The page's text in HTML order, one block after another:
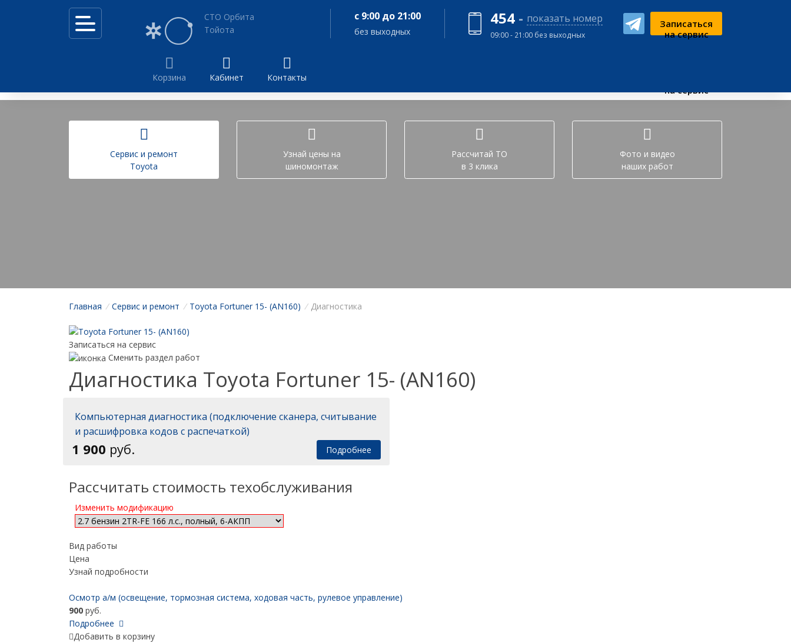
СТО Орбита
Тойота
Записаться
на сервис
454 - показать номер
09:00 - 21:00 без выходных
с 9:00 до 21:00
без выходных
Корзина Кабинет Контакты
Калькулятор услуг Акции
на сервис
Cервис и ремонт
Toyota
Узнай цены на
шиномонтаж
Рассчитай ТО
в 3 клика
Фото и видео
наших работ
Главная / Cервис и ремонт / Toyota Fortuner 15- (AN160) / Диагностика
Записаться на сервис
Сменить раздел работ
Диагностика Toyota Fortuner 15- (AN160)
Компьютерная диагностика (подключение сканера, считывание
и расшифровка кодов с распечаткой)
1 900 руб. Подробнее
Рассчитать стоимость техобслуживания
Изменить модификацию
Вид работы
Цена
Узнай подробности
Осмотр а/м (освещение, тормозная система, ходовая часть, рулевое управление)
900 руб.
Подробнее
Добавить в корзину